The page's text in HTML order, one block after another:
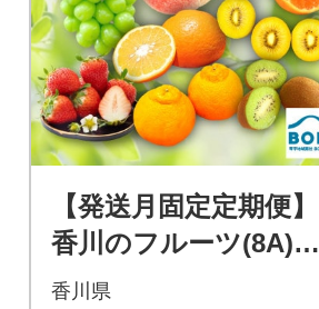
【発送月固定定期便】
香川のフルーツ(8A)全
8回
香川県